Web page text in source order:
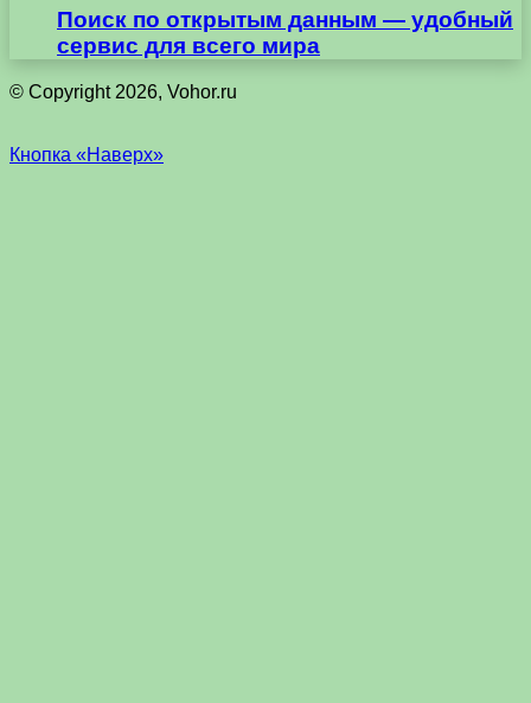
Поиск по открытым данным — удобный
сервис для всего мира
© Copyright 2026, Vohor.ru
Кнопка «Наверх»